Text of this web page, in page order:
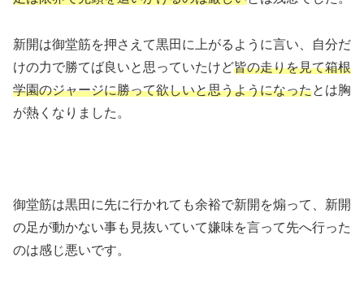
新開は御堂筋を押さえて黒田に上がるように言い、自分だ
けの力で勝てば良いと思っていたけど皆の走りを見て箱根
学園のジャージに勝って欲しいと思うようになったとは胸
が熱くなりました。
御堂筋は黒田に先に行かれても余裕で新開を煽って、新開
の足が動かない事も見抜いていて嫌味を言って先へ行った
のは感じ悪いです。